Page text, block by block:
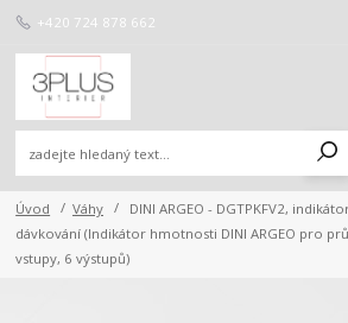
+420 724 878 662
Úvod Váhy
DINI ARGEO - DGTPKFV2,
dávkování (Indikátor hmotnosti DINI ARGEO pro
vstupy, 6 výstupů)